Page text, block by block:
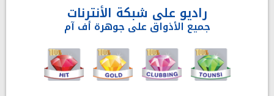
راديو على شبكة الأنترنات
جميع الأذواق على جوهرة أف آم